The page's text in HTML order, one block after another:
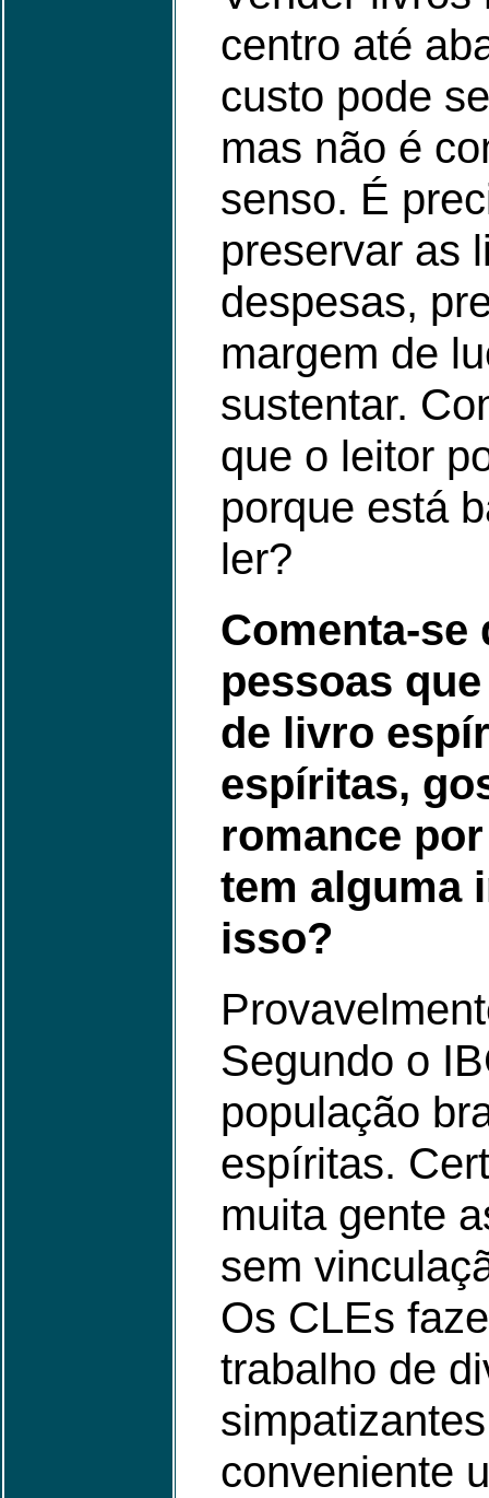
centro até
custo pode
mas não é
senso. É
preservar as
despesas,
margem de
sustentar.
que o leitor
porque está
ler?
Comenta-se
pessoas
de livro
espíritas,
romance
tem alguma
isso?
Segundo o
população
espíritas.
muita gente
sem
Os CLEs
trabalho de
conveniente